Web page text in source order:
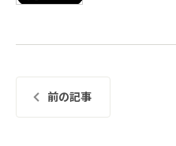
前の記事